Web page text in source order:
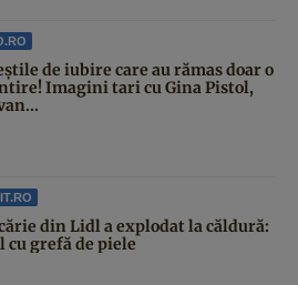
de iubire care au rămas doar o
Imagini tari cu Gina Pistol,
din Lidl a explodat la căldură:
cu grefă de piele